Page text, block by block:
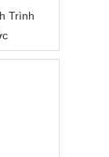
Trình